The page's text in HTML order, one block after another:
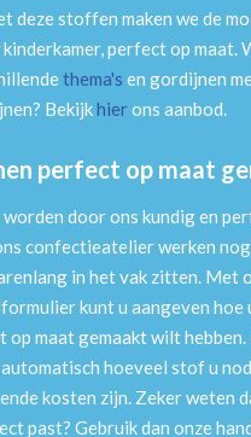
deze stoffen maken we de
perfect op maat.
thema's en gordijnen
Bekijkhierons aanbod.
perfect op maat
door ons kundig en
confectieatelier werken
in het vak zitten. Met
kunt u aangeven hoe
maat gemaakt wilt hebben.
hoeveel stof u
kosten zijn. Zeker weten
past? Gebruik dan onze